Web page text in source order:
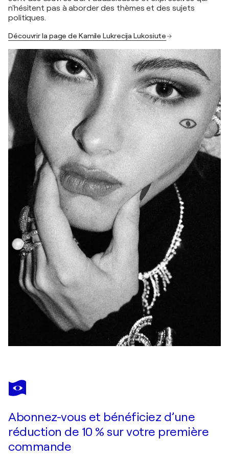
n'hésitent pas à aborder des thèmes et des sujets
politiques.
Découvrir la page de Kamile Lukrecija Lukosiute
Abonnez-vous et bénéficiez d’une
réduction de 10 % sur votre première
commande